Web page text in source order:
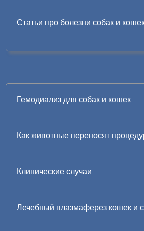
Статьи про болезни собак и кошек
Гемодиализ для собак и кошек
Как животные переносят
Клинические случаи
Лечебный плазмаферез кошек и